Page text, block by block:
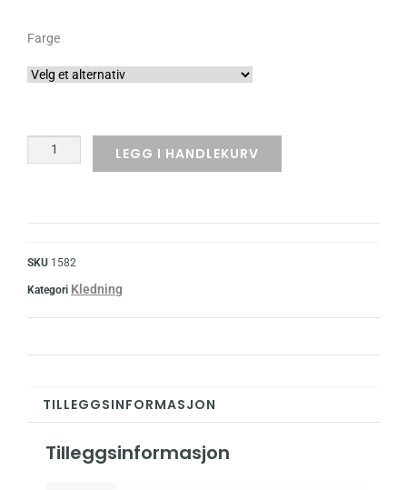
Farge
LEGG I HANDLEKURV
SKU 1582
Kategori Kledning
TILLEGGSINFORMASJON
Tilleggsinformasjon